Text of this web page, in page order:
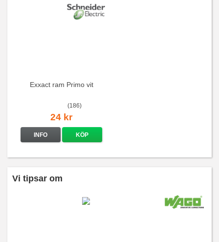
Exxact ram Primo vit
(186)
24 kr
INFO KÖP
Vi tipsar om